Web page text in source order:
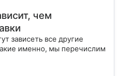
чем
зависеть все другие
именно, мы перечислим